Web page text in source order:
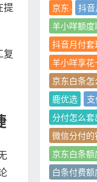
提
复
京东
抖
羊小咩额度
抖音月付套
羊小咩享
京东白条怎
鹿优选
分付怎么套
微信分付
京东白条额
白条付费额